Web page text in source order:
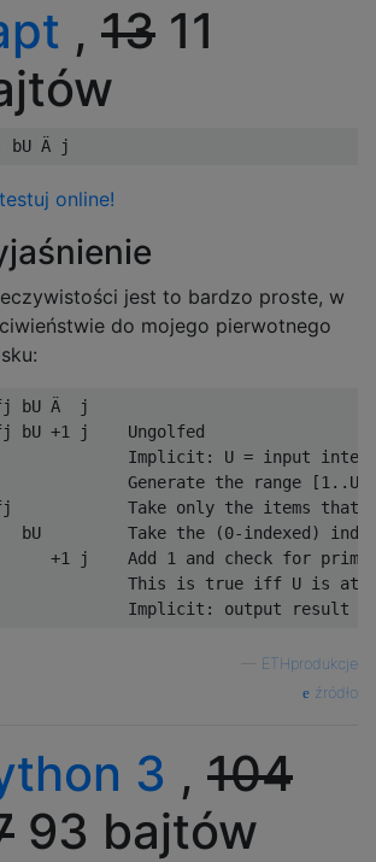
, 13 11
online!
jest to bardzo proste, w
do mojego pierwotnego
bU Ä  j
bU +1 j    Ungolfed
Implicit: U = input
Generate the range
Take only the items that
bU         Take the (0-indexed)
+1 j    Add 1 and check for
This is true iff U is at
ETHprodukcje
źródło
3 , 104
93 bajtów